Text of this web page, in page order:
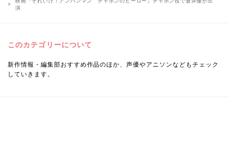
演
このカテゴリーについて
新作情報・編集部おすすめ作品のほか、声優やアニソンなどもチェック
していきます。